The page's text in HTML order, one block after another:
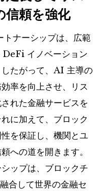
信頼を強化
ナーシップは、広範
イノベーション
たがって、AI 主導の
率を向上させ、リス
れた金融サービスを
に加えて、ブロック
を保証し、機関とユ
への道を開きます。
ップは、ブロックチ
合して世界の金融セ